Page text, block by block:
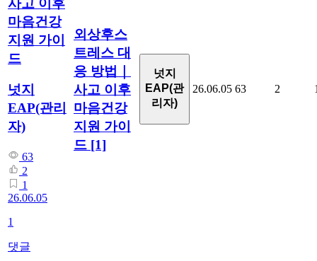
마음건강
지원 가이
드
넛지
EAP(관리
자)
63
2
1
26.06.05
1
댓글
외상후스
트레스 대
응 방법｜
사고 이후
마음건강
지원 가이
드 [1]
넛지
EAP(관
리자)
26.06.05 63 2